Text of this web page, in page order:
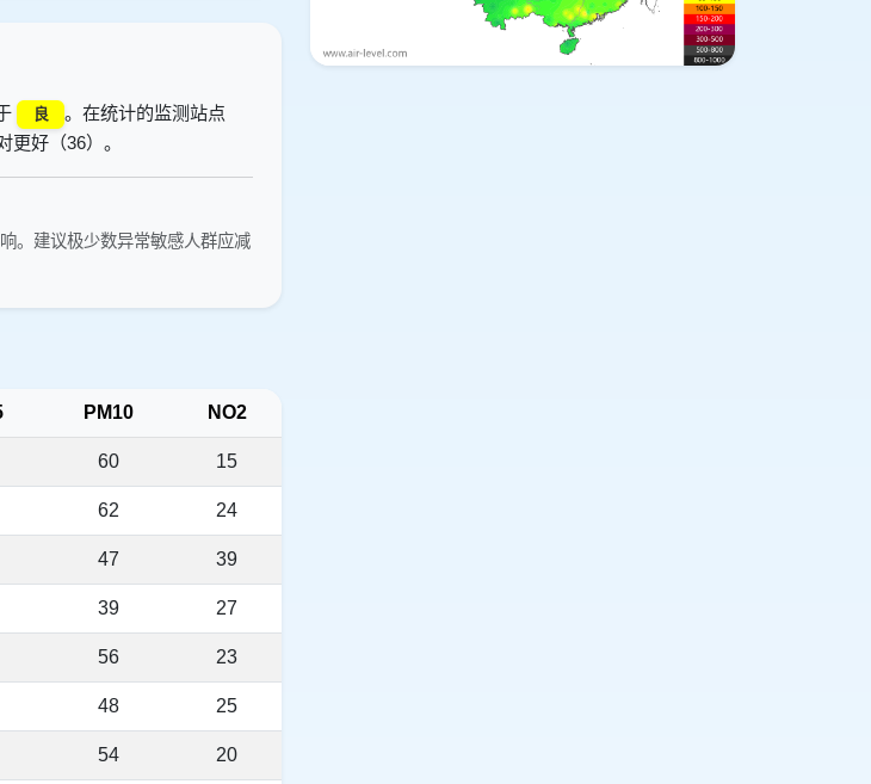
良
。在统计的监测站点
更好（36）。
。建议极少数异常敏感人群应减
PM10 NO2
60 15
62 24
47 39
39 27
56 23
48 25
54 20